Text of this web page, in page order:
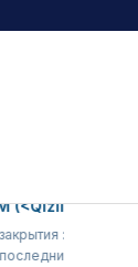
:
сделки